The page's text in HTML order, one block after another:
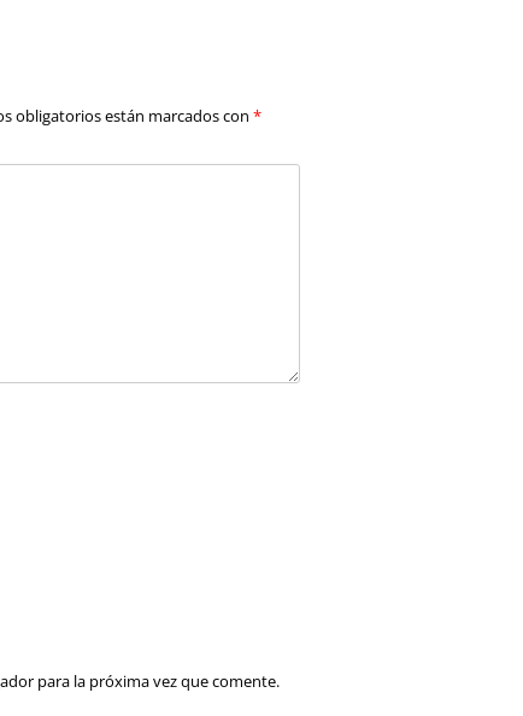
obligatorios están marcados con *
para la próxima vez que comente.